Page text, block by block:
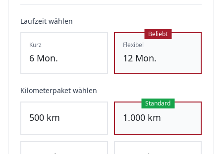
Laufzeit wählen
Kurz
6 Mon.
Beliebt
Flexibel
12 Mon.
Kilometerpaket wählen
500 km
Standard
1.000 km